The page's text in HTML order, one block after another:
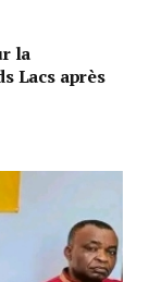
la
Lacs après